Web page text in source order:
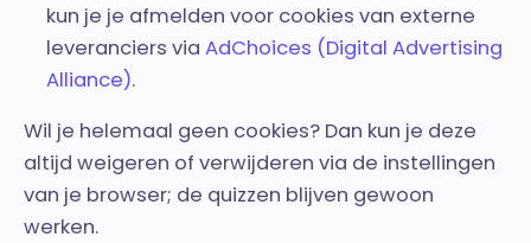
kun je je afmelden voor cookies van externe
leveranciers viaAdChoices (Digital Advertising
Alliance).
Wil je helemaal geen cookies? Dan kun je deze
altijd weigeren of verwijderen via de instellingen
van je browser; de quizzen blijven gewoon
werken.